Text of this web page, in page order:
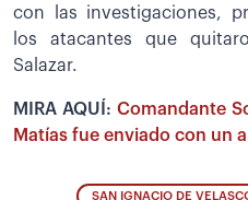
con las investigaciones,
los atacantes que
Salazar.
MIRA AQUÍ: Comandante
Matías fue enviado con un
SAN IGNACIO DE